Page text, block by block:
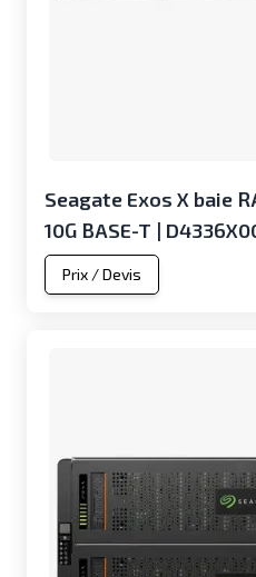
Seagate Exos X baie
10G BASE-T |
Prix / Devis